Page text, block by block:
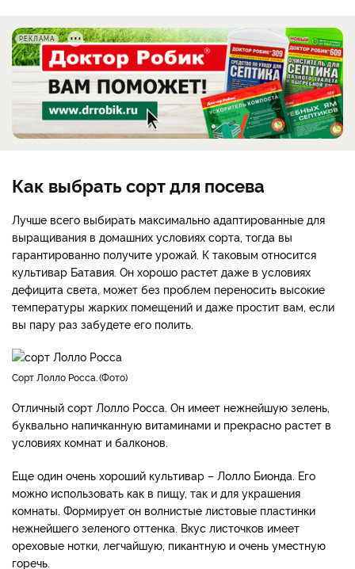
РЕКЛАМА
Как выбрать сорт для посева
Лучше всего выбирать максимально адаптированные для
выращивания в домашних условиях сорта, тогда вы
гарантированно получите урожай. К таковым относится
культивар Батавия. Он хорошо растет даже в условиях
дефицита света, может без проблем переносить высокие
температуры жарких помещений и даже простит вам, если
вы пару раз забудете его полить.
Сорт Лолло Росса. Фото
Отличный сорт Лолло Росса. Он имеет нежнейшую зелень,
буквально напичканную витаминами и прекрасно растет в
условиях комнат и балконов.
Еще один очень хороший культивар – Лолло Бионда. Его
можно использовать как в пищу, так и для украшения
комнаты. Формирует он волнистые листовые пластинки
нежнейшего зеленого оттенка. Вкус листочков имеет
ореховые нотки, легчайшую, пикантную и очень уместную
горечь.